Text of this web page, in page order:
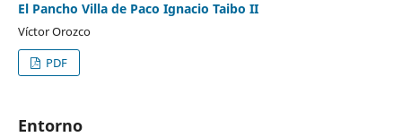
El Pancho Villa de Paco Ignacio Taibo II
Víctor Orozco
PDF
Entorno